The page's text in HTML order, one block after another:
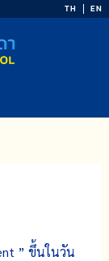
TH EN
” ขึ้นในวัน